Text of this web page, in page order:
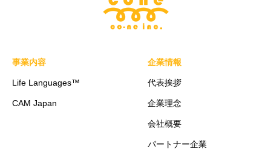
事業内容
Life Languages™
CAM Japan
企業情報
代表挨拶
企業理念
会社概要
パートナー企業